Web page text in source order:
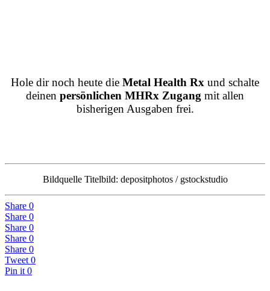
Hole dir noch heute die Metal Health Rx und schalte
deinen persönlichen MHRx Zugang mit allen
bisherigen Ausgaben frei.
Bildquelle Titelbild: depositphotos / gstockstudio
Share 0
Share 0
Share 0
Share 0
Share 0
Tweet 0
Pin it 0